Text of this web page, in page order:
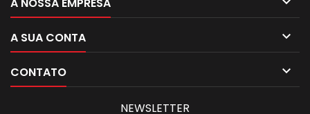
A SUA CONTA 
CONTATO 
NEWSLETTER